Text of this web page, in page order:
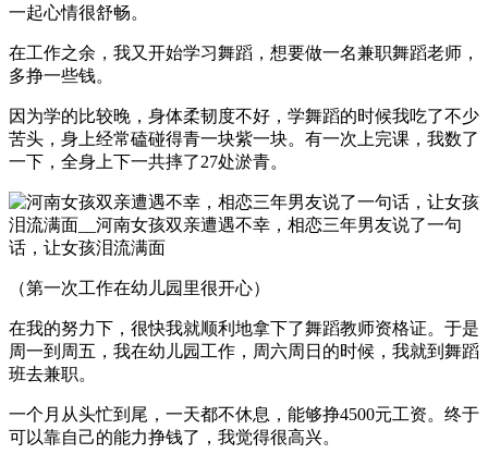
一起心情很舒畅。
在工作之余，我又开始学习舞蹈，想要做一名兼职舞蹈老师，
多挣一些钱。
因为学的比较晚，身体柔韧度不好，学舞蹈的时候我吃了不少
苦头，身上经常磕碰得青一块紫一块。有一次上完课，我数了
一下，全身上下一共摔了27处淤青。
（第一次工作在幼儿园里很开心）
在我的努力下，很快我就顺利地拿下了舞蹈教师资格证。于是
周一到周五，我在幼儿园工作，周六周日的时候，我就到舞蹈
班去兼职。
一个月从头忙到尾，一天都不休息，能够挣4500元工资。终于
可以靠自己的能力挣钱了，我觉得很高兴。